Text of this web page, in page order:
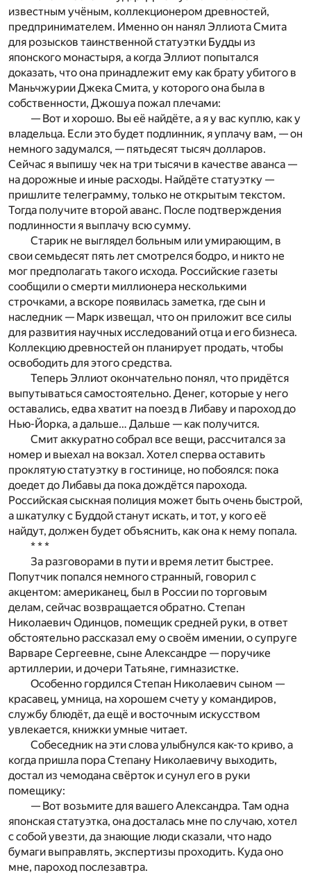
известным учёным, коллекционером древностей,
предпринимателем. Именно он нанял Эллиота Смита
для розысков таинственной статуэтки Будды из
японского монастыря, а когда Эллиот попытался
доказать, что она принадлежит ему как брату убитого в
Маньчжурии Джека Смита, у которого она была в
собственности, Джошуа пожал плечами:
— Вот и хорошо. Вы её найдёте, а я у вас куплю, как у
владельца. Если это будет подлинник, я уплачу вам, — он
немного задумался, — пятьдесят тысяч долларов.
Сейчас я выпишу чек на три тысячи в качестве аванса —
на дорожные и иные расходы. Найдёте статуэтку —
пришлите телеграмму, только не открытым текстом.
Тогда получите второй аванс. После подтверждения
подлинности я выплачу всю сумму.
Старик не выглядел больным или умирающим, в
свои семьдесят пять лет смотрелся бодро, и никто не
мог предполагать такого исхода. Российские газеты
сообщили о смерти миллионера несколькими
строчками, а вскоре появилась заметка, где сын и
наследник — Марк извещал, что он приложит все силы
для развития научных исследований отца и его бизнеса.
Коллекцию древностей он планирует продать, чтобы
освободить для этого средства.
Теперь Эллиот окончательно понял, что придётся
выпутываться самостоятельно. Денег, которые у него
оставались, едва хватит на поезд в Либаву и пароход до
Нью-Йорка, а дальше… Дальше — как получится.
Смит аккуратно собрал все вещи, рассчитался за
номер и выехал на вокзал. Хотел сперва оставить
проклятую статуэтку в гостинице, но побоялся: пока
доедет до Либавы да пока дождётся парохода.
Российская сыскная полиция может быть очень быстрой,
а шкатулку с Буддой станут искать, и тот, у кого её
найдут, должен будет объяснить, как она к нему попала.
* * *
За разговорами в пути и время летит быстрее.
Попутчик попался немного странный, говорил с
акцентом: американец, был в России по торговым
делам, сейчас возвращается обратно. Степан
Николаевич Одинцов, помещик средней руки, в ответ
обстоятельно рассказал ему о своём имении, о супруге
Варваре Сергеевне, сыне Александре — поручике
артиллерии, и дочери Татьяне, гимназистке.
Особенно гордился Степан Николаевич сыном —
красавец, умница, на хорошем счету у командиров,
службу блюдёт, да ещё и восточным искусством
увлекается, книжки умные читает.
Собеседник на эти слова улыбнулся как-то криво, а
когда пришла пора Степану Николаевичу выходить,
достал из чемодана свёрток и сунул его в руки
помещику:
— Вот возьмите для вашего Александра. Там одна
японская статуэтка, она досталась мне по случаю, хотел
с собой увезти, да знающие люди сказали, что надо
бумаги выправлять, экспертизы проходить. Куда оно
мне, пароход послезавтра.